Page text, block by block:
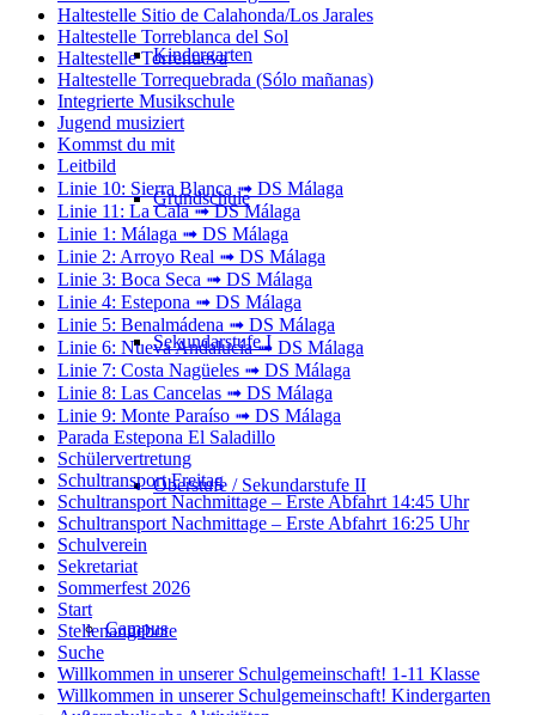
Kindergarten
Grundschule
Sekundarstufe I
Oberstufe / Sekundarstufe II
Campus
Haltestelle Sitio de Calahonda/Los Jarales
Haltestelle Torreblanca del Sol
Haltestelle Torrenueva
Haltestelle Torrequebrada (Sólo mañanas)
Integrierte Musikschule
Jugend musiziert
Kommst du mit
Leitbild
Linie 10: Sierra Blanca ➟ DS Málaga
Linie 11: La Cala ➟ DS Málaga
Linie 1: Málaga ➟ DS Málaga
Linie 2: Arroyo Real ➟ DS Málaga
Linie 3: Boca Seca ➟ DS Málaga
Linie 4: Estepona ➟ DS Málaga
Linie 5: Benalmádena ➟ DS Málaga
Linie 6: Nueva Andalucía ➟ DS Málaga
Linie 7: Costa Nagüeles ➟ DS Málaga
Linie 8: Las Cancelas ➟ DS Málaga
Linie 9: Monte Paraíso ➟ DS Málaga
Parada Estepona El Saladillo
Schülervertretung
Schultransport Freitag
Schultransport Nachmittage – Erste Abfahrt 14:45 Uhr
Schultransport Nachmittage – Erste Abfahrt 16:25 Uhr
Schulverein
Sekretariat
Sommerfest 2026
Start
Stellenangebote
Suche
Willkommen in unserer Schulgemeinschaft! 1-11 Klasse
Willkommen in unserer Schulgemeinschaft! Kindergarten